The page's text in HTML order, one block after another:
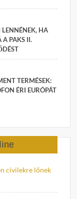
LENNÉNEK, HA
A PAKS II.
TERMÉSEK:
ÉRI EURÓPÁT
civilekre lőnek